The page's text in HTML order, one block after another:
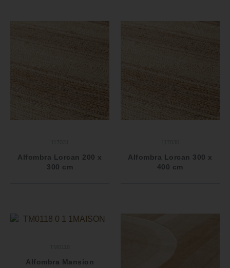
Alfombra Lorcan 200 x
300 cm
Alfombra Lorcan 300 x
400 cm
Alfombra Mansion